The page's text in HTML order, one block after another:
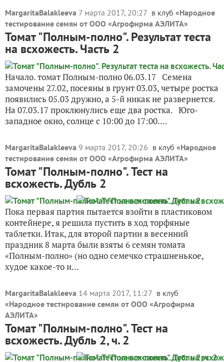
MargaritaBalakleeva 7 марта 2017, 20:27 в клуб «Народное
тестирование семян от ООО «Агрофирма АЭЛИТА»
Томат "Полным-полно". Результат теста
на всхожесть. Часть 2
Начало. томат Полным-полно 06.03.17 Семена
замочены 27.02, посеяны в грунт 03.03, четыре ростка
появились 05.03 дружно, а 5-й никак не развернется.
На 07.03.17 проклюнулись еще два ростка. Юго-
западное окно, солнце с 10:00 до 17:00....
MargaritaBalakleeva 9 марта 2017, 20:26 в клуб «Народное
тестирование семян от ООО «Агрофирма АЭЛИТА»
Томат "Полным-полно". Тест на
всхожесть. Дубль 2
Пока первая партия пытается взойти в пластиковом
контейнере, я решила пустить в ход торфяные
таблетки. Итак, для второй партии в весенний
праздник 8 марта были взяты 6 семян томата
«Полным-полно» (но одно семечко страшненькое,
худое какое-то и...
MargaritaBalakleeva 14 марта 2017, 11:27 в клуб
«Народное тестирование семян от ООО «Агрофирма
АЭЛИТА»
Томат "Полным-полно". Тест на
всхожесть. Дубль 2, ч. 2